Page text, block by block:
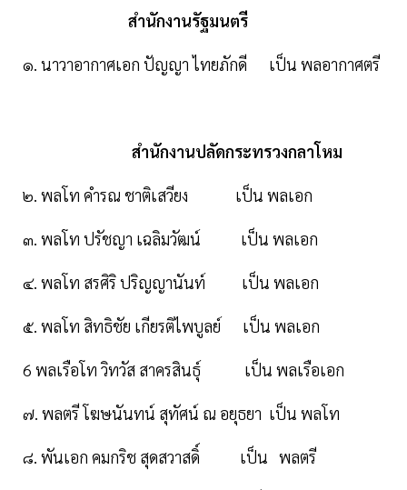
สํานักงานรัฐมนตรี
๑. นาวาอากาศเอก ปัญญา ไทยภักดี เป็น พลอากาศตรี
สํานักงานปลัดกระทรวงกลาโหม
๒. พลโท คํารณ ชาติเสวียง เป็น พลเอก
๓. พลโท ปรัชญา เฉลิมวัฒน์ เป็น พลเอก
๔. พลโท สรศิริ ปริญญานันท์ เป็น พลเอก
๕. พลโท สิทธิชัย เกียรติไพบูลย์ เป็น พลเอก
6 พลเรือโท วิทวัส สาครสินธุ์ เป็น พลเรือเอก
๗. พลตรี โฆษนันทน์ สุทัศน์ ณ อยุธยา เป็น พลโท
๘. พันเอก คมกริช สุดสวาสดิ์ เป็น พลตรี